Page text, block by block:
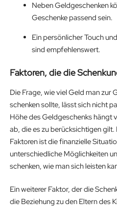
Neben Geldgeschenken
Geschenke passend sein.
Ein persönlicher Touch
sind empfehlenswert.
Faktoren, die die
Die Frage, wie viel Geld man zur
schenken sollte, lässt sich nicht
Höhe des Geldgeschenks hängt
ab, die es zu berücksichtigen
Faktoren ist die finanzielle
unterschiedliche Möglichkeiten
schenken, wie man sich leisten
Ein weiterer Faktor, der die
die Beziehung zu den Eltern des